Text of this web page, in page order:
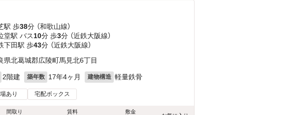
駅 歩38分 （和歌山線）
堂駅 バス10分 歩3分 （近鉄大阪線）
下田駅 歩43分 （近鉄大阪線）
県北葛城郡広陵町馬見北6丁目
2階建 築年数 17年4ヶ月 建物構造 軽量鉄骨
あり 宅配ボックス
間取り
賃料
敷金